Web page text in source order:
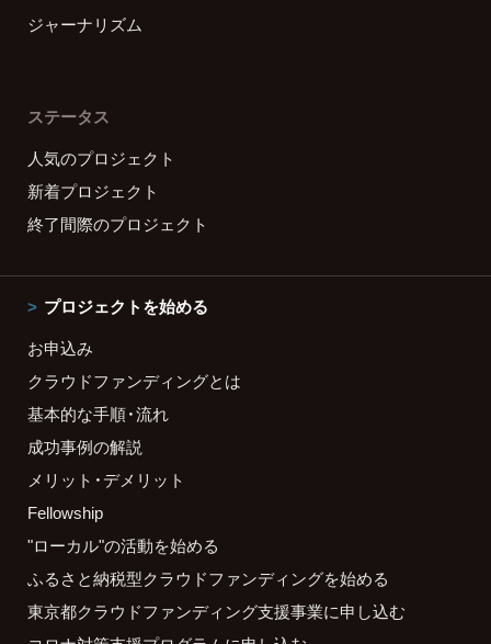
ジャーナリズム
ステータス
人気のプロジェクト
新着プロジェクト
終了間際のプロジェクト
プロジェクトを始める
お申込み
クラウドファンディングとは
基本的な手順・流れ
成功事例の解説
メリット・デメリット
Fellowship
"ローカル"の活動を始める
ふるさと納税型クラウドファンディングを始める
東京都クラウドファンディング支援事業に申し込む